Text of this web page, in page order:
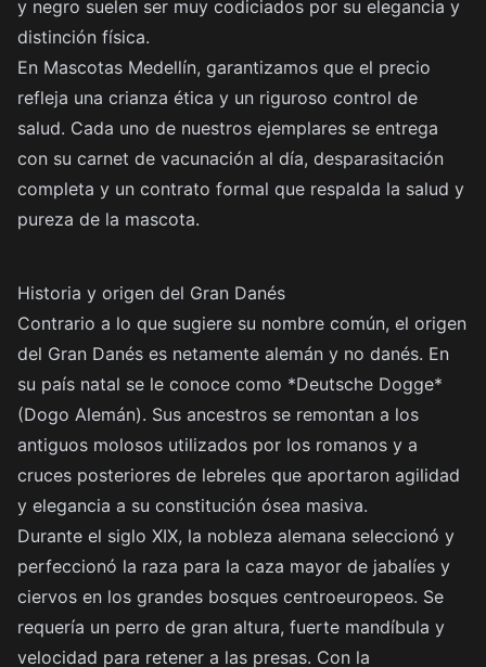
y negro suelen ser muy codiciados por su elegancia y
distinción física.
En Mascotas Medellín, garantizamos que el precio
refleja una crianza ética y un riguroso control de
salud. Cada uno de nuestros ejemplares se entrega
con su carnet de vacunación al día, desparasitación
completa y un contrato formal que respalda la salud y
pureza de la mascota.
Historia y origen del Gran Danés
Contrario a lo que sugiere su nombre común, el origen
del Gran Danés es netamente alemán y no danés. En
su país natal se le conoce como *Deutsche Dogge*
(Dogo Alemán). Sus ancestros se remontan a los
antiguos molosos utilizados por los romanos y a
cruces posteriores de lebreles que aportaron agilidad
y elegancia a su constitución ósea masiva.
Durante el siglo XIX, la nobleza alemana seleccionó y
perfeccionó la raza para la caza mayor de jabalíes y
ciervos en los grandes bosques centroeuropeos. Se
requería un perro de gran altura, fuerte mandíbula y
velocidad para retener a las presas. Con la